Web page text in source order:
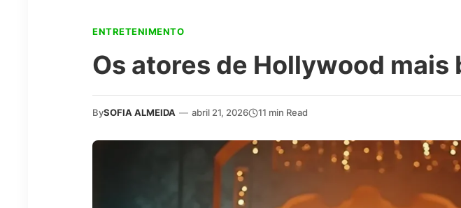
ENTRETENIMENTO
Os atores de Hollywood
BySOFIA ALMEIDA — abril 21, 2026 11 min Read